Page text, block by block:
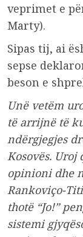
veprimet e
Marty).
Sipas tij, ai
sepse
beson e
Unë vetëm
të arrijnë të
ndërgjegjes
Kosovës. Uroj
opinioni dhe
Rankoviço-
thotë “Jo!”
sistemi